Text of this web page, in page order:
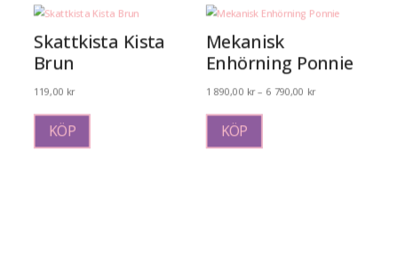
Skattkista Kista
Brun
119,00 kr
KÖP
Mekanisk
Enhörning Ponnie
1 890,00 kr – 6 790,00 krPrisintervall:
KÖP